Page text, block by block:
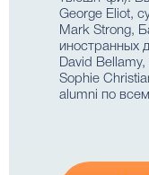
George Eliot,
Mark Strong,
иностранных
David
Sophie
alumni по